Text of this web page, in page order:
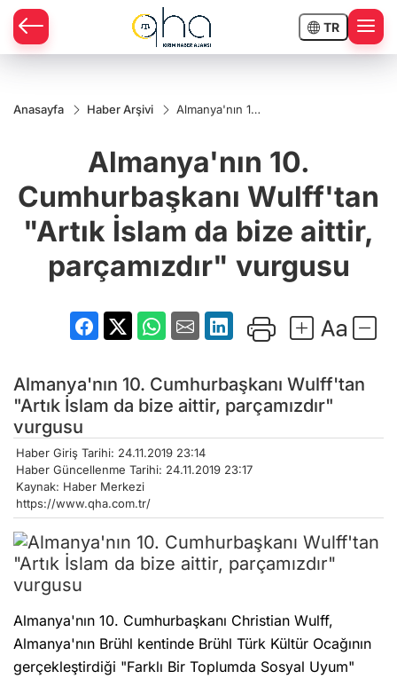
TR
Anasayfa Haber Arşivi
Almanya'nın 10.
İslam da bize
aittir,
parçamızdır"
vurgusu
Almanya'nın 10.
Cumhurbaşkanı Wulff'tan
"Artık İslam da bize aittir,
parçamızdır" vurgusu
Almanya'nın 10. Cumhurbaşkanı Wulff'tan
"Artık İslam da bize aittir, parçamızdır"
vurgusu
Haber Giriş Tarihi: 24.11.2019 23:14
Haber Güncellenme Tarihi: 24.11.2019 23:17
Kaynak: Haber Merkezi
https://www.qha.com.tr/
Almanya'nın 10. Cumhurbaşkanı Christian Wulff,
Almanya'nın Brühl kentinde Brühl Türk Kültür Ocağının
gerçekleştirdiği "Farklı Bir Toplumda Sosyal Uyum"